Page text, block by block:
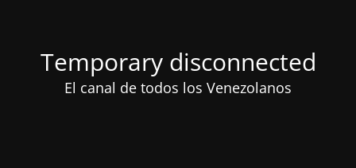
Temporary disconnected
El canal de todos los Venezolanos